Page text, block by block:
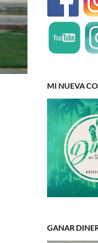
MI NUEVA
GANAR